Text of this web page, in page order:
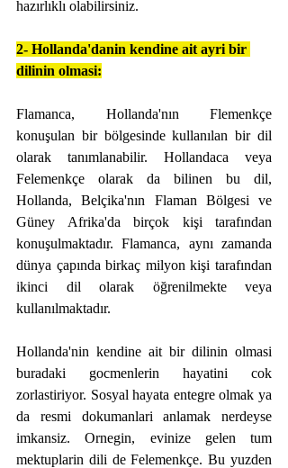
hazırlıklı olabilirsiniz.
2- Hollanda'danin kendine ait ayri bir
dilinin olmasi:
Flamanca, Hollanda'nın Flemenkçe
konuşulan bir bölgesinde kullanılan bir dil
olarak tanımlanabilir. Hollandaca veya
Felemenkçe olarak da bilinen bu dil,
Hollanda, Belçika'nın Flaman Bölgesi ve
Güney Afrika'da birçok kişi tarafından
konuşulmaktadır. Flamanca, aynı zamanda
dünya çapında birkaç milyon kişi tarafından
ikinci dil olarak öğrenilmekte veya
kullanılmaktadır.
Hollanda'nin kendine ait bir dilinin olmasi
buradaki gocmenlerin hayatini cok
zorlastiriyor. Sosyal hayata entegre olmak ya
da resmi dokumanlari anlamak nerdeyse
imkansiz. Ornegin, evinize gelen tum
mektuplarin dili de Felemenkçe. Bu yuzden